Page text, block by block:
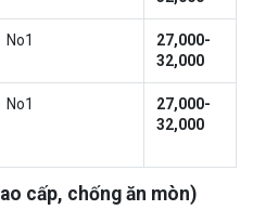
No1
27,000-
32,000
No1
27,000-
32,000
cấp, chống ăn mòn)